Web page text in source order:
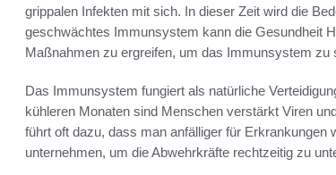
grippalen Infekten mit sich. In dieser Zeit wird die
geschwächtes Immunsystem kann die Gesundheit
Maßnahmen zu ergreifen, um das Immunsystem zu
Das Immunsystem fungiert als natürliche
kühleren Monaten sind Menschen verstärkt Viren
führt oft dazu, dass man anfälliger für
unternehmen, um die Abwehrkräfte rechtzeitig zu